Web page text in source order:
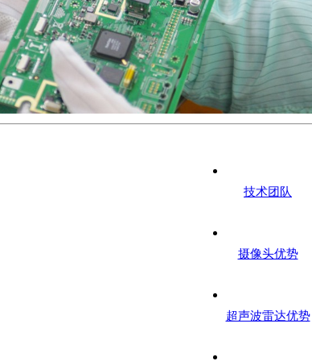
技术团队
摄像头优势
超声波雷达优势